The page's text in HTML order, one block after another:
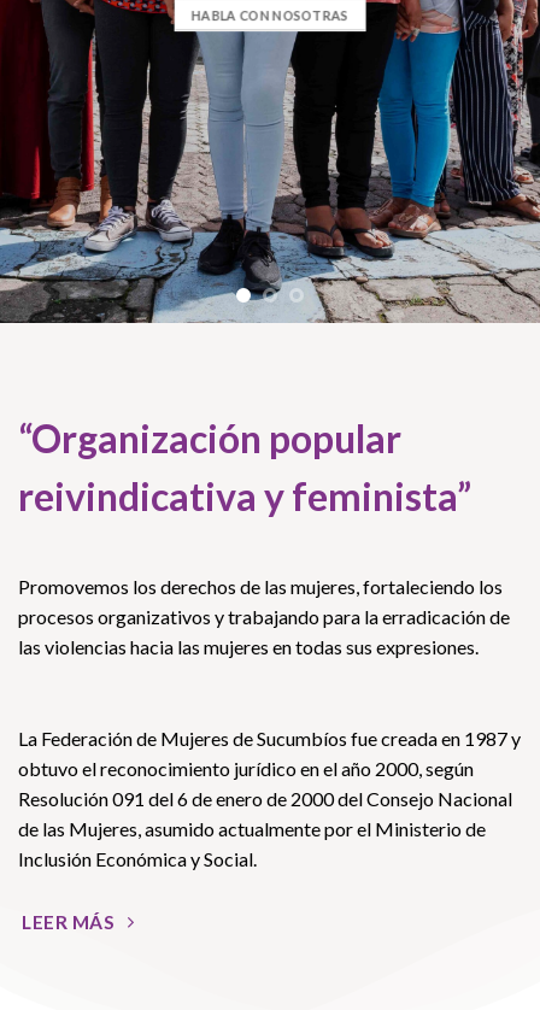
HABLA CON NOSOTRAS
“Organización popular
reivindicativa y feminista”
Promovemos los derechos de las mujeres, fortaleciendo los
procesos organizativos y trabajando para la erradicación de
las violencias hacia las mujeres en todas sus expresiones.
La Federación de Mujeres de Sucumbíos fue creada en 1987 y
obtuvo el reconocimiento jurídico en el año 2000, según
Resolución 091 del 6 de enero de 2000 del Consejo Nacional
de las Mujeres, asumido actualmente por el Ministerio de
Inclusión Económica y Social.
LEER MÁS